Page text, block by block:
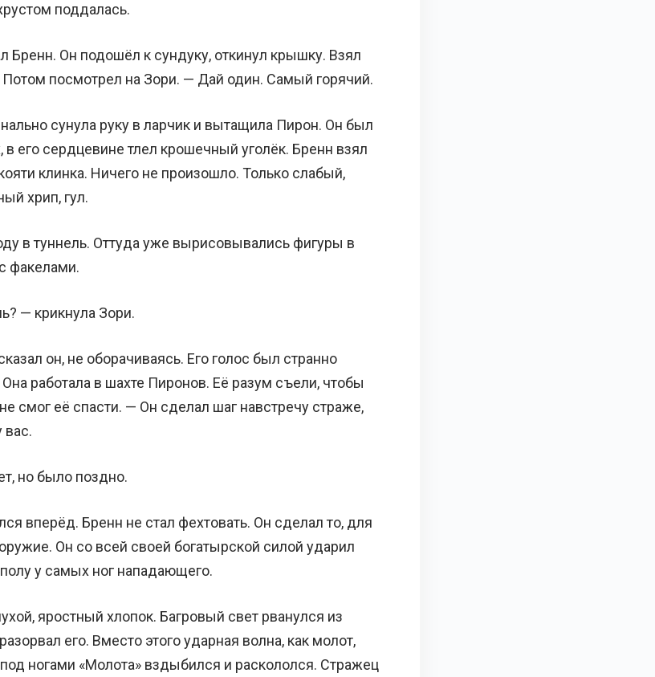
поддалась.
Бренн. Он подошёл к сундуку, откинул крышку. Взял
посмотрел на Зори. — Дай один. Самый горячий.
сунула руку в ларчик и вытащила Пирон. Он был
в его сердцевине тлел крошечный уголёк. Бренн взял
клинка. Ничего не произошло. Только слабый,
хрип, гул.
в туннель. Оттуда уже вырисовывались фигуры в
факелами.
— крикнула Зори.
он, не оборачиваясь. Его голос был странно
работала в шахте Пиронов. Её разум съели, чтобы
смог её спасти. — Он сделал шаг навстречу страже,
вас.
но было поздно.
вперёд. Бренн не стал фехтовать. Он сделал то, для
Он со всей своей богатырской силой ударил
у самых ног нападающего.
яростный хлопок. Багровый свет рванулся из
его. Вместо этого ударная волна, как молот,
ногами «Молота» вздыбился и раскололся. Стражец